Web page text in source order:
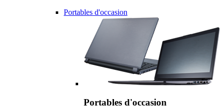
Portables d'occasion
Portables d'occasion